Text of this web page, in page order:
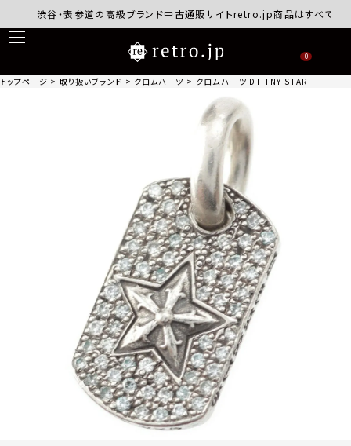
渋谷・表参道の高級ブランド中古通販サイトretro.jp商品はすべて正規品
0
トップページ 取り扱いブランド クロムハーツ クロムハーツ DT TNY STAR パヴェダ